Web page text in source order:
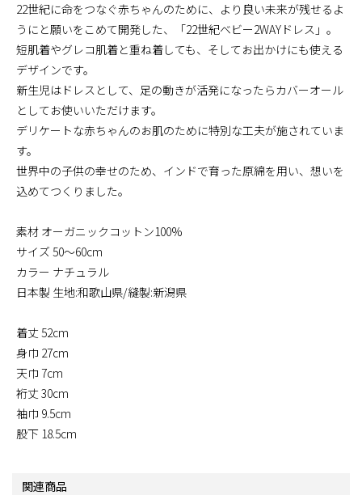
22世紀に命をつなぐ赤ちゃんのために、より良い未来が残せるよ
うにと願いをこめて開発した、「22世紀ベビー2WAYドレス」。
短肌着やグレコ肌着と重ね着しても、そしてお出かけにも使える
デザインです。
新生児はドレスとして、足の動きが活発になったらカバーオール
としてお使いいただけます。
デリケートな赤ちゃんのお肌のために特別な工夫が施されていま
す。
世界中の子供の幸せのため、インドで育った原綿を用い、想いを
込めてつくりました。
素材 オーガニックコットン100%
サイズ 50～60cm
カラー ナチュラル
日本製 生地:和歌山県/縫製:新潟県
着丈 52cm
身巾 27cm
天巾 7cm
裄丈 30cm
袖巾 9.5cm
股下 18.5cm
関連商品